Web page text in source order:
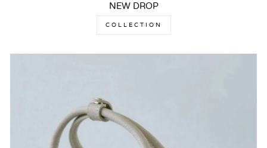
NEW DROP
COLLECTION